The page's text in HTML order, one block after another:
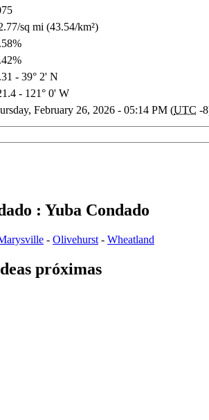
sq mi (43.54/km²)
- 39° 2' N
- 121° 0' W
February 26, 2026 - 05:14 PM (UTC -
: Yuba Condado
- Olivehurst - Wheatland
próximas